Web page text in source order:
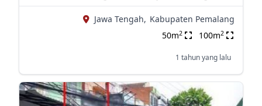
Jawa Tengah, Kabupaten Pemalang
50m2 100m2
1 tahun yang lalu